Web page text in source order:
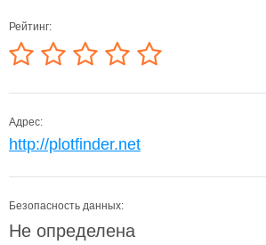
Рейтинг:
Адрес:
http://plotfinder.net
Безопасность данных:
Не определена